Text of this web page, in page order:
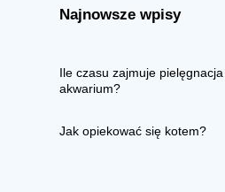
Najnowsze wpisy
Ile czasu zajmuje pielęgnacja
akwarium?
Jak opiekować się kotem?